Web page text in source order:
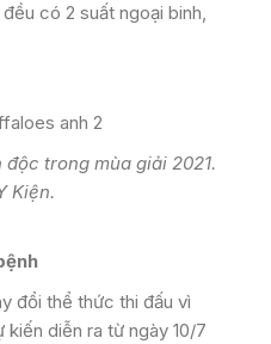
có 2 suất ngoại binh,
trong mùa giải 2021.
Kiện.
đổi thể thức thi đấu vì
kiến diễn ra từ ngày 10/7